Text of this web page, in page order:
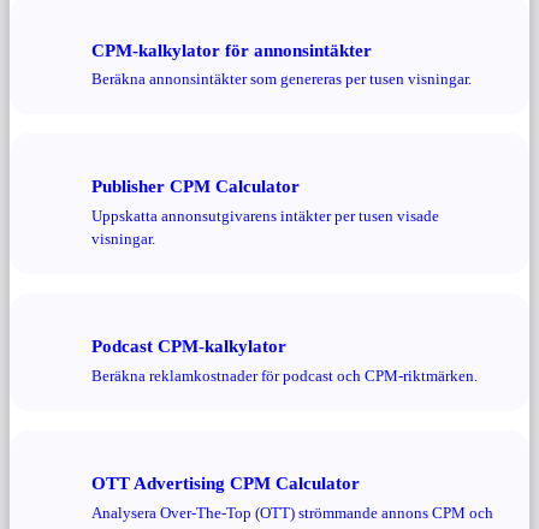
CPM-kalkylator för annonsintäkter
Beräkna annonsintäkter som genereras per tusen visningar.
Publisher CPM Calculator
Uppskatta annonsutgivarens intäkter per tusen visade
visningar.
Podcast CPM-kalkylator
Beräkna reklamkostnader för podcast och CPM-riktmärken.
OTT Advertising CPM Calculator
Analysera Over-The-Top (OTT) strömmande annons CPM och